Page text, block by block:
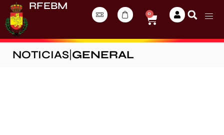
RFEBM
0
NOTICIAS GENERAL